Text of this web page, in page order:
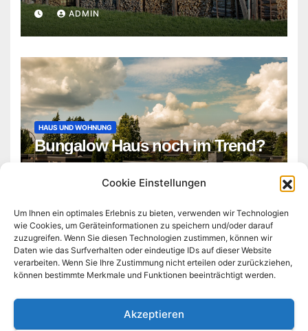
Cookie Einstellungen
Um Ihnen ein optimales Erlebnis zu bieten, verwenden wir Technologien
wie Cookies, um Geräteinformationen zu speichern und/oder darauf
zuzugreifen. Wenn Sie diesen Technologien zustimmen, können wir
Daten wie das Surfverhalten oder eindeutige IDs auf dieser Website
verarbeiten. Wenn Sie Ihre Zustimmung nicht erteilen oder zurückziehen,
können bestimmte Merkmale und Funktionen beeinträchtigt werden.
Akzeptieren
ADMIN
HAUS UND WOHNUNG
Bungalow Haus noch im Trend?
technologie-business-tag.de